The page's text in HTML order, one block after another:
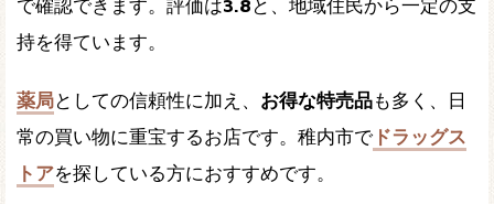
で確認できます。評価は3.8 と、地域住民から一定の支
持を得ています。
薬局としての信頼性に加え、 お得な特売品も多く、日
常の買い物に重宝するお店です。稚内市でドラッグス
トアを探している方におすすめです。